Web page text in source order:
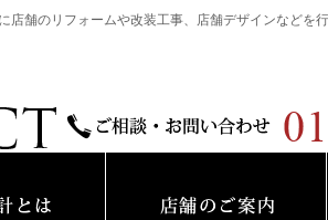
店舗のリフォームや改装工事、店舗デザインなどを行